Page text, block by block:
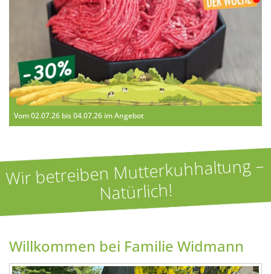
Vom 02.07.26 bis 04.07.26 im Angebot
Wir betreiben Mutterkuhhaltung –
Natürlich!
Willkommen bei Familie Widmann